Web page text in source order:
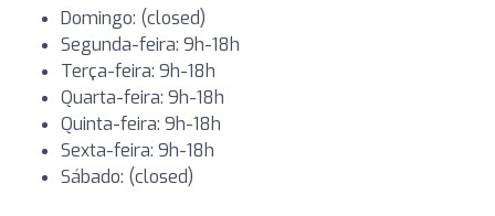
Domingo: (closed)
Segunda-feira: 9h-18h
Terça-feira: 9h-18h
Quarta-feira: 9h-18h
Quinta-feira: 9h-18h
Sexta-feira: 9h-18h
Sábado: (closed)